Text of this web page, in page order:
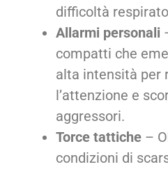
difficoltà
Allarmi personali
compatti che
alta intensità per
l’attenzione e
aggressori.
Torce tattiche –
condizioni di